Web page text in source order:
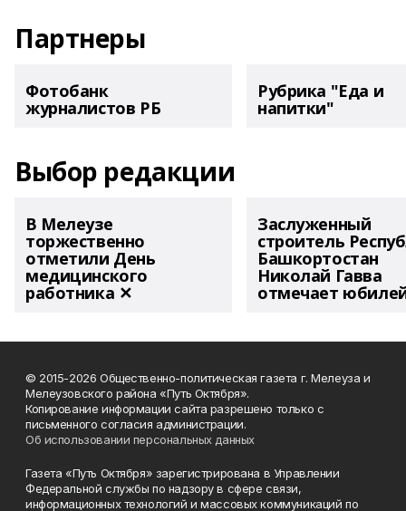
Партнеры
Фотобанк
журналистов РБ
Рубрика "Еда и
напитки"
Выбор редакции
В Мелеузе
торжественно
отметили День
медицинского
работника ✕
Заслуженный
строитель
Башкортостан
Николай Гавва
отмечает
© 2015-2026 Общественно-политическая газета г. Мелеуза и
Мелеузовского района «Путь Октября».
Копирование информации сайта разрешено только с
письменного согласия администрации.
Об использовании персональных данных
Газета «Путь Октября» зарегистрирована в Управлении
Федеральной службы по надзору в сфере связи,
информационных технологий и массовых коммуникаций по